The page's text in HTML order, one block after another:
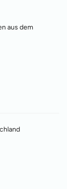
aus dem